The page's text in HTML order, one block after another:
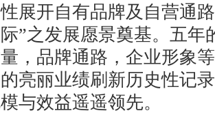
展开自有品牌及自营通
”之发展愿景奠基。五
，品牌通路，企业形象
亮丽业绩刷新历史性记
与效益遥遥领先。